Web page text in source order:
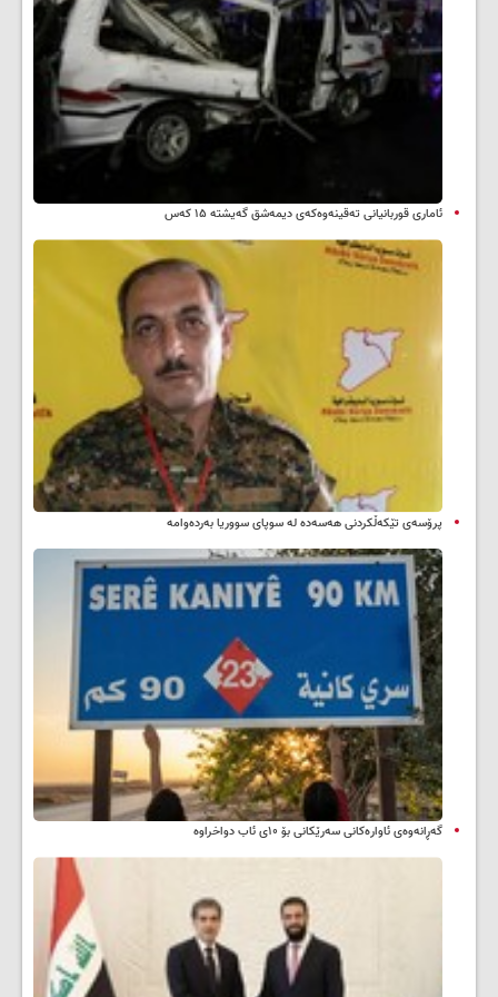
ئاماری قوربانیانی تەقینەوەکەی دیمەشق گەیشتە ۱۵ کەس
پرۆسەی تێکەڵکردنی هەسەدە لە سوپای سووریا بەردەوامە
گەڕانەوەی ئاوارەکانی سەرێکانی بۆ ۱۰ی ئاب دواخراوە